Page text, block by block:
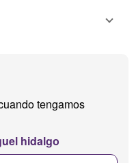
tengamos
hidalgo